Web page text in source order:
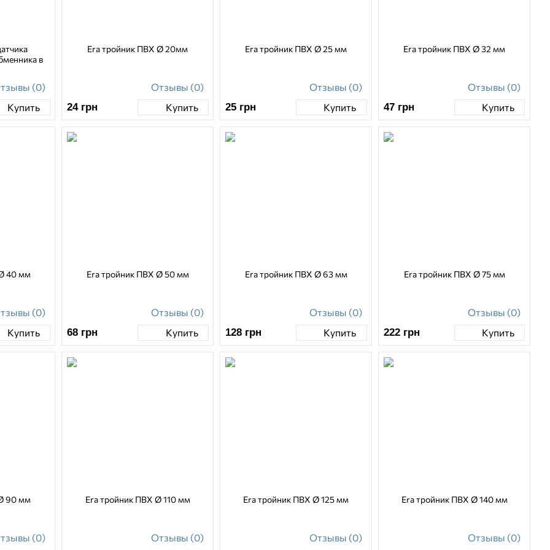
в
(0)
Купить
Era тройник ПВХ Ø 20мм
Отзывы (0)
24 грн Купить
Era тройник ПВХ Ø 25 мм
Отзывы (0)
25 грн Купить
Era тройник ПВХ Ø 32 мм
Отзывы (0)
47 грн Купить
40 мм
(0)
Купить
Era тройник ПВХ Ø 50 мм
Отзывы (0)
68 грн Купить
Era тройник ПВХ Ø 63 мм
Отзывы (0)
128 грн Купить
Era тройник ПВХ Ø 75 мм
Отзывы (0)
222 грн Купить
90 мм
(0)
Era тройник ПВХ Ø 110 мм
Отзывы (0)
Era тройник ПВХ Ø 125 мм
Отзывы (0)
Era тройник ПВХ Ø 140 мм
Отзывы (0)